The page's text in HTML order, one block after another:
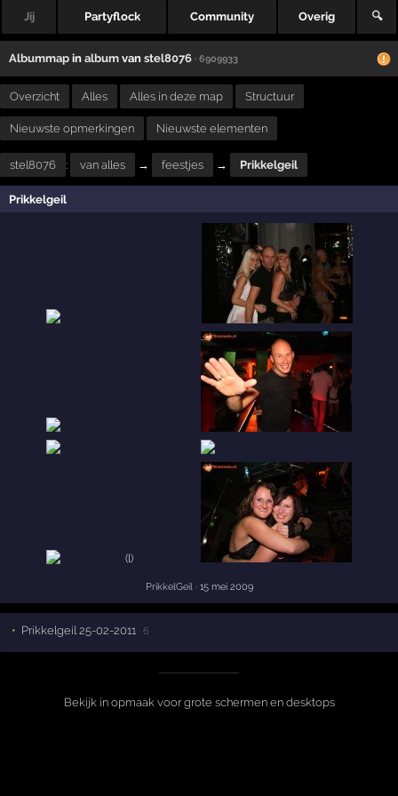
Jij Partyflock Community Overig 🔍
Albummap inalbum vanstel8076 · 6909933
Overzicht Alles Alles in deze map Structuur
Nieuwste opmerkingen Nieuwste elementen
stel8076 : van alles → feestjes → Prikkelgeil
Prikkelgeil
PrikkelGeil · 15 mei 2009
Prikkelgeil 25-02-2011 · 6
Bekijk in opmaak voor grote schermen en desktops